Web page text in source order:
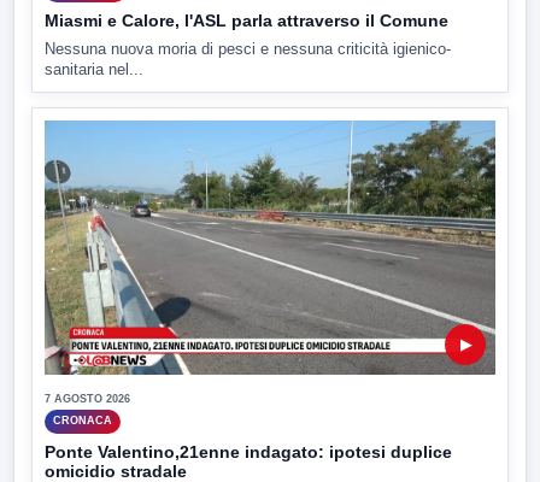
Miasmi e Calore, l'ASL parla attraverso il Comune
Nessuna nuova moria di pesci e nessuna criticità igienico-
sanitaria nel...
▶
7 AGOSTO 2026
CRONACA
Ponte Valentino,21enne indagato: ipotesi duplice
omicidio stradale